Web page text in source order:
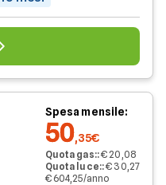
Spesa mensile:
50,35€
Quota gas::€ 20,08
Quota luce::€ 30,27
€ 604,25/anno